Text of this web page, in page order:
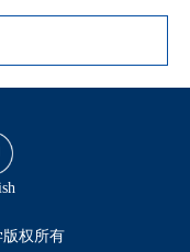
版权所有